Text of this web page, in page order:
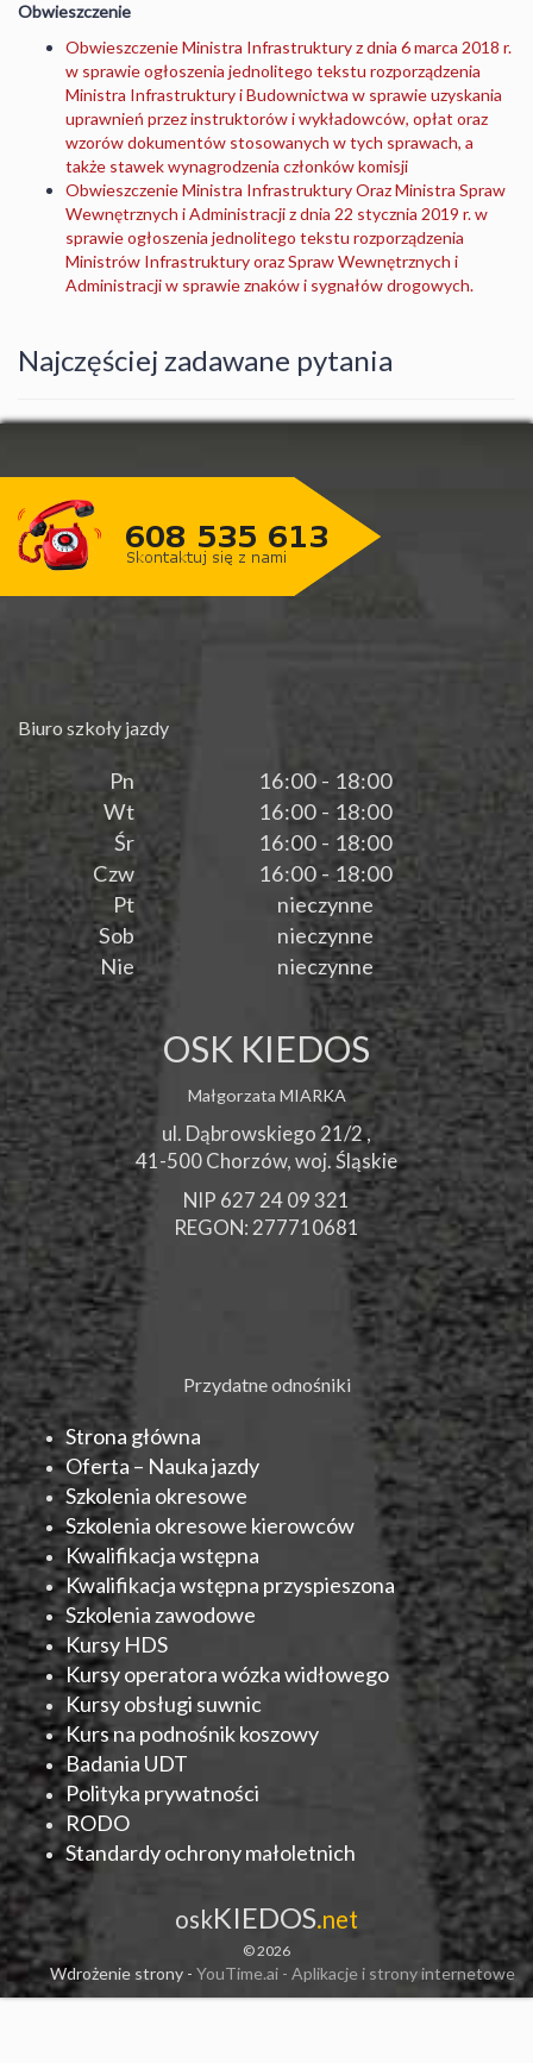
Obwieszczenie
Obwieszczenie Ministra Infrastruktury z dnia 6 marca 2018 r.
w sprawie ogłoszenia jednolitego tekstu rozporządzenia
Ministra Infrastruktury i Budownictwa w sprawie uzyskania
uprawnień przez instruktorów i wykładowców, opłat oraz
wzorów dokumentów stosowanych w tych sprawach, a
także stawek wynagrodzenia członków komisji
Obwieszczenie Ministra Infrastruktury Oraz Ministra Spraw
Wewnętrznych i Administracji z dnia 22 stycznia 2019 r. w
sprawie ogłoszenia jednolitego tekstu rozporządzenia
Ministrów Infrastruktury oraz Spraw Wewnętrznych i
Administracji w sprawie znaków i sygnałów drogowych.
Najczęściej zadawane pytania
Biuro szkoły jazdy
Pn
16:00 - 18:00
Wt
16:00 - 18:00
Śr
16:00 - 18:00
Czw
16:00 - 18:00
Pt
nieczynne
Sob
nieczynne
Nie
nieczynne
OSK KIEDOS
Małgorzata MIARKA
ul. Dąbrowskiego 21/2 ,
41-500Chorzów, woj.Śląskie
NIP 627 24 09 321
REGON: 277710681
Przydatne odnośniki
Strona główna
Oferta – Nauka jazdy
Szkolenia okresowe
Szkolenia okresowe kierowców
Kwalifikacja wstępna
Kwalifikacja wstępna przyspieszona
Szkolenia zawodowe
Kursy HDS
Kursy operatora wózka widłowego
Kursy obsługi suwnic
Kurs na podnośnik koszowy
Badania UDT
Polityka prywatności
RODO
Standardy ochrony małoletnich
oskKIEDOS.net
© 2026
Wdrożenie strony - YouTime.ai - Aplikacje i strony internetowe